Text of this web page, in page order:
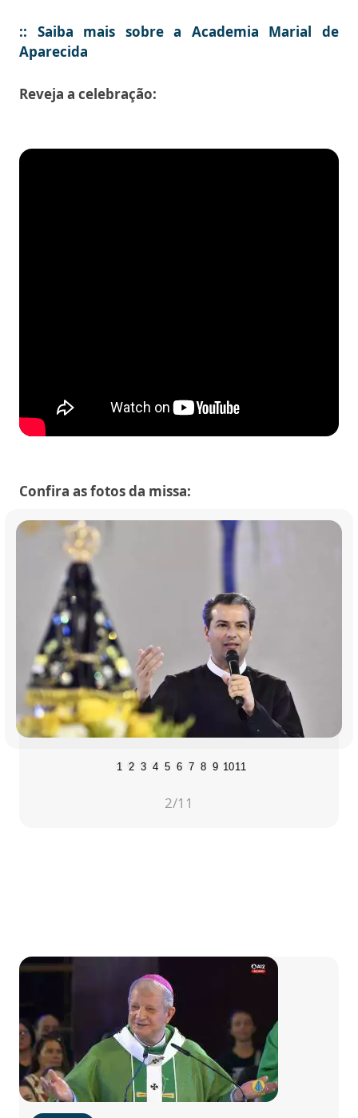
:: Saiba mais sobre a Academia Marial de
Aparecida
Reveja a celebração:
Confira as fotos da missa:
1 2 3 4 5 6 7 8 9 1011
2/11